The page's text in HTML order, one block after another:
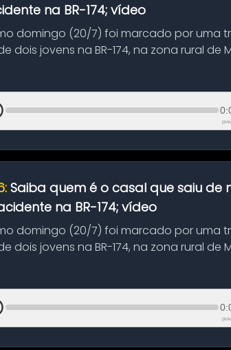
na BR-174; vídeo
domingo (20/7) foi marcado por uma
dois jovens na BR-174, na zona rural de
Saiba quem é o casal que saiu
na BR-174; vídeo
domingo (20/7) foi marcado por uma
dois jovens na BR-174, na zona rural de